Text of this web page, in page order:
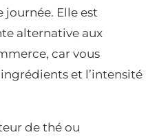
journée. Elle est
alternative aux
car vous
et l’intensité
de thé ou